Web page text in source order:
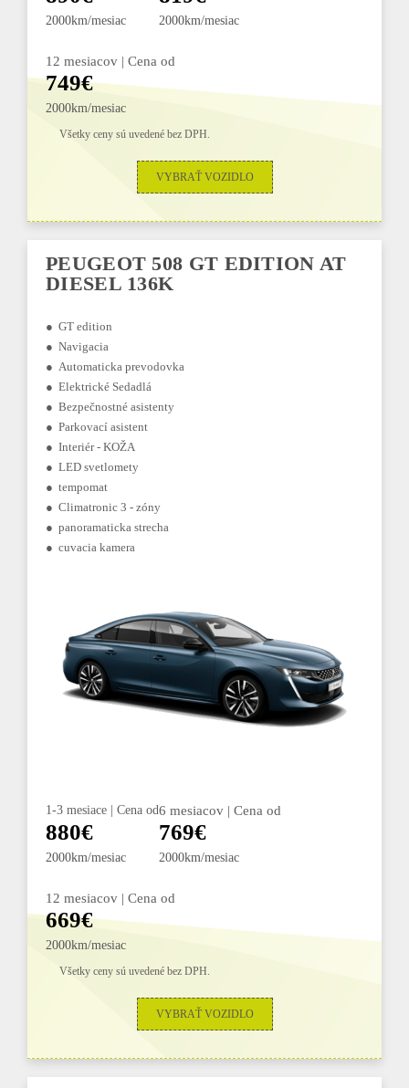
2000km/mesiac 2000km/mesiac
12 mesiacov | Cena od
749€
2000km/mesiac
Všetky ceny sú uvedené bez DPH.
VYBRAŤ VOZIDLO
PEUGEOT 508 GT EDITION AT
DIESEL 136K
● GT edition
● Navigacia
● Automaticka prevodovka
● Elektrické Sedadlá
● Bezpečnostné asistenty
● Parkovací asistent
● Interiér - KOŽA
● LED svetlomety
● tempomat
● Climatronic 3 - zóny
● panoramaticka strecha
● cuvacia kamera
1-3 mesiace | Cena od
880€
2000km/mesiac
6 mesiacov | Cena od
769€
2000km/mesiac
12 mesiacov | Cena od
669€
2000km/mesiac
Všetky ceny sú uvedené bez DPH.
VYBRAŤ VOZIDLO